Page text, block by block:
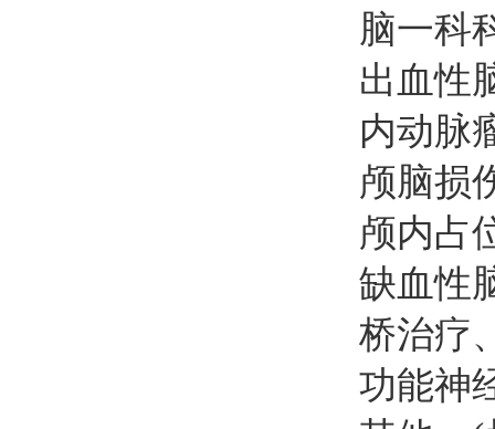
脑一科
出血性
内动脉
颅脑损
颅内占
缺血性
桥治疗
功能神